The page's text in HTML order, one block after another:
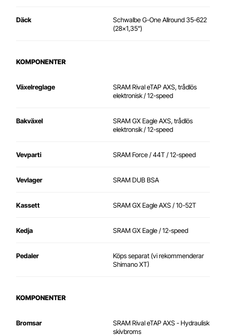
Däck
Schwalbe G-One Allround 35-622
(28x1,35")
KOMPONENTER
Växelreglage
SRAM Rival eTAP AXS, trådlös
elektronisk / 12-speed
Bakväxel
SRAM GX Eagle AXS, trådlös
elektronsik / 12-speed
Vevparti SRAM Force / 44T / 12-speed
Vevlager SRAM DUB BSA
Kassett SRAM GX Eagle AXS / 10-52T
Kedja SRAM GX Eagle / 12-speed
Pedaler
Köps separat (vi rekommenderar
Shimano XT)
KOMPONENTER
Bromsar
SRAM Rival eTAP AXS - Hydraulisk
skivbroms